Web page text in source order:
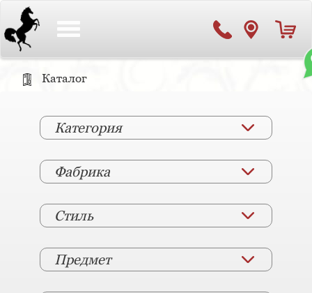
Каталог
Категория
Фабрика
Стиль
Предмет